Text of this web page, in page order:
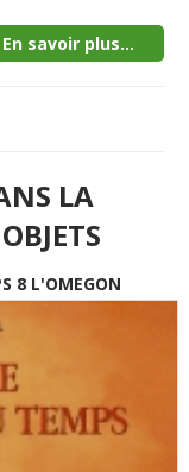
En savoir plus...
LA
8 L'OMEGON